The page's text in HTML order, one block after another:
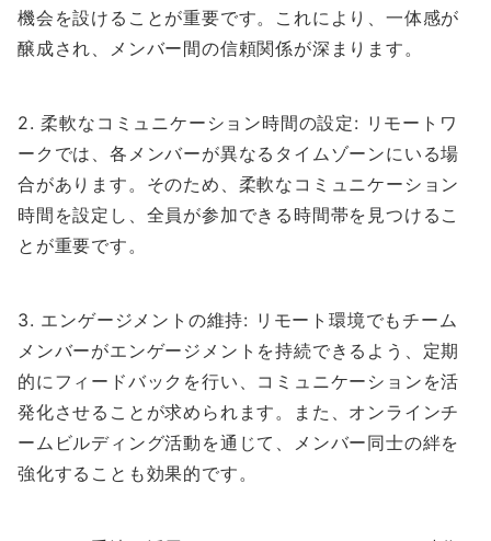
機会を設けることが重要です。これにより、一体感が
醸成され、メンバー間の信頼関係が深まります。
2. 柔軟なコミュニケーション時間の設定: リモートワ
ークでは、各メンバーが異なるタイムゾーンにいる場
合があります。そのため、柔軟なコミュニケーション
時間を設定し、全員が参加できる時間帯を見つけるこ
とが重要です。
3. エンゲージメントの維持: リモート環境でもチーム
メンバーがエンゲージメントを持続できるよう、定期
的にフィードバックを行い、コミュニケーションを活
発化させることが求められます。また、オンラインチ
ームビルディング活動を通じて、メンバー同士の絆を
強化することも効果的です。